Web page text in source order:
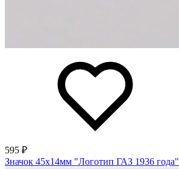
595 ₽
Значок 45х14мм "Логотип ГАЗ 1936 года"